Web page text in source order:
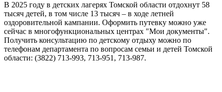
В 2025 году в детских лагерях Томской области отдохнут 58
тысяч детей, в том числе 13 тысяч – в ходе летней
оздоровительной кампании. Оформить путевку можно уже
сейчас в многофункциональных центрах "Мои документы".
Получить консультацию по детскому отдыху можно по
телефонам департамента по вопросам семьи и детей Томской
области: (3822) 713-993, 713-951, 713-987.